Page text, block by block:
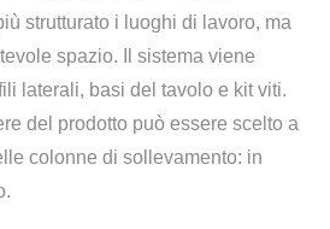
strutturato i luoghi di lavoro, ma
spazio. Il sistema viene
laterali, basi del tavolo e kit viti.
del prodotto può essere scelto a
colonne di sollevamento: in